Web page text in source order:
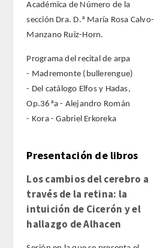
Académica de Número de la
sección Dra. D.ª María Rosa Calvo-
Manzano Ruiz-Horn.
Programa del recital de arpa
- Madremonte (bullerengue)
- Del catálogo Elfos y Hadas,
Op.36ªa - Alejandro Román
- Kora - Gabriel Erkoreka
Presentación de libros
Los cambios del cerebro a
través de la retina: la
intuición de Cicerón y el
hallazgo de Alhacen